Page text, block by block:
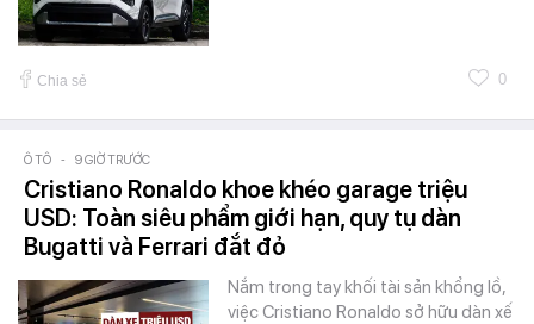
Chia sẻ 0
Ô TÔ - 9 GIỜ TRƯỚC
Cristiano Ronaldo khoe khéo garage triệu
USD: Toàn siêu phẩm giới hạn, quy tụ dàn
Bugatti và Ferrari đắt đỏ
Nắm trong tay khối tài sản khổng lồ,
việc Cristiano Ronaldo sở hữu dàn xế